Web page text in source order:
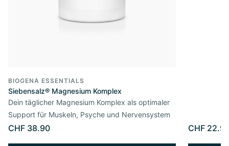
BIOGENA ESSENTIALS
Siebensalz® Magnesium Komplex
Dein täglicher Magnesium Komplex als optimaler
Support für Muskeln, Psyche und Nervensystem
CHF 38.90 CHF